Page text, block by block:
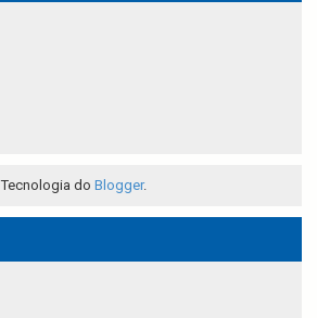
Tecnologia do Blogger.